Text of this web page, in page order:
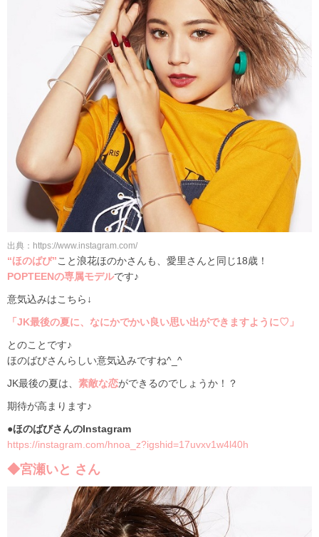
出典：https://www.instagram.com/
“ほのばび”こと浪花ほのかさんも、愛里さんと同じ18歳！
POPTEENの専属モデルです♪
意気込みはこちら↓
「JK最後の夏に、なにかでかい良い思い出ができますように♡」
とのことです♪
ほのばびさんらしい意気込みですね^_^
JK最後の夏は、 素敵な恋ができるのでしょうか！？
期待が高まります♪
●ほのばびさんのInstagram
https://instagram.com/hnoa_z?igshid=17uvxv1w4l40h
◆宮瀬いと さん